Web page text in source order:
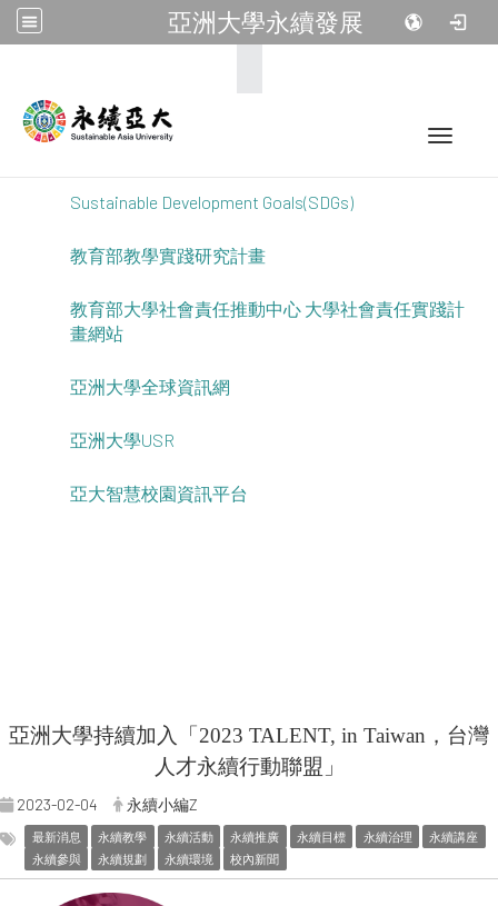
亞洲大學永續發展
Toggle
Sustainable Development Goals(SDGs)
教育部教學實踐研究計畫
教育部大學社會責任推動中心 大學社會責任實踐計
畫網站
亞洲大學全球資訊網
亞洲大學USR
亞大智慧校園資訊平台
亞洲大學持續加入「2023 TALENT, in Taiwan，台灣
人才永續行動聯盟」
2023-02-04 永續小編Z
最新消息 永續教學 永續活動 永續推廣 永續目標 永續治理
永續講座
永續參與
永續規劃 永續環境 校內新聞